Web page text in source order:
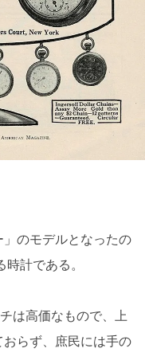
のモデルとなったの
計である。
は高価なもので、上
らず、庶民には手の